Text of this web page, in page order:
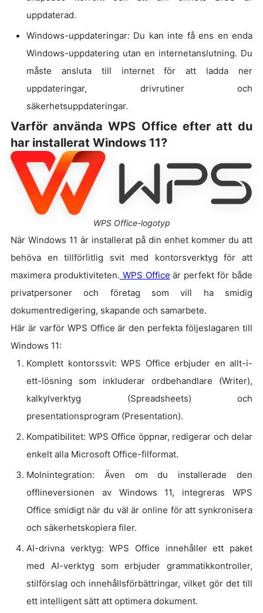
uppdaterad.
Windows-uppdateringar: Du kan inte få ens en enda
Windows-uppdatering utan en internetanslutning. Du
måste ansluta till internet för att ladda ner
uppdateringar, drivrutiner och
säkerhetsuppdateringar.
Varför använda WPS Office efter att du
har installerat Windows 11?
WPS Office-logotyp
När Windows 11 är installerat på din enhet kommer du att
behöva en tillförlitlig svit med kontorsverktyg för att
maximera produktiviteten. WPS Office är perfekt för både
privatpersoner och företag som vill ha smidig
dokumentredigering, skapande och samarbete.
Här är varför WPS Office är den perfekta följeslagaren till
Windows 11:
Komplett kontorssvit: WPS Office erbjuder en allt-i-
ett-lösning som inkluderar ordbehandlare (Writer),
kalkylverktyg (Spreadsheets) och
presentationsprogram (Presentation).
Kompatibilitet: WPS Office öppnar, redigerar och delar
enkelt alla Microsoft Office-filformat.
Molnintegration: Även om du installerade den
offlineversionen av Windows 11, integreras WPS
Office smidigt när du väl är online för att synkronisera
och säkerhetskopiera filer.
AI-drivna verktyg: WPS Office innehåller ett paket
med AI-verktyg som erbjuder grammatikkontroller,
stilförslag och innehållsförbättringar, vilket gör det till
ett intelligent sätt att optimera dokument.